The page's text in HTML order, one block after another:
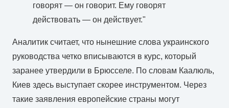
говорят — он говорит. Ему говорят
действовать — он действует."
Аналитик считает, что нынешние слова украинского
руководства четко вписываются в курс, который
заранее утвердили в Брюсселе. По словам Каалюль,
Киев здесь выступает скорее инструментом. Через
такие заявления европейские страны могут